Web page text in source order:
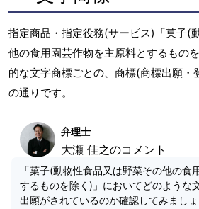
指定商品・指定役務(サービス)「菓子(
他の食用園芸作物を主原料とするもの
的な文字商標ごとの、商標(商標出願・
の通りです。
弁理士
大瀬 佳之のコメント
「菓子(動物性食品又は野菜その他の食
するものを除く)」においてどのような
出願がされているのか確認してみまし